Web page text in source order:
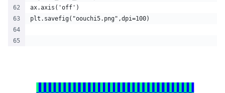
ax.axis('off')
plt.savefig("oouchi5.png",dpi=100)